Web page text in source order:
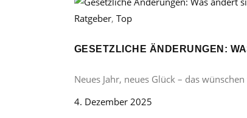
Ratgeber, Top
GESETZLICHE ÄNDERUNGEN:
Neues Jahr, neues Glück – das
4. Dezember 2025